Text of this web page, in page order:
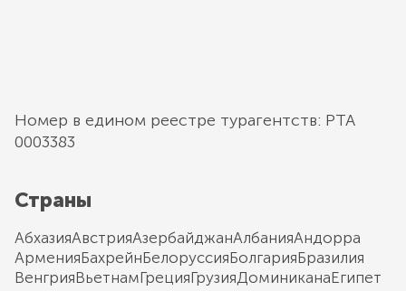
Номер в едином реестре турагентств: РТА
0003383
Страны
АбхазияАвстрияАзербайджанАлбанияАндорра
АрменияБахрейнБелоруссияБолгарияБразилия
ВенгрияВьетнамГрецияГрузияДоминиканаЕгипет